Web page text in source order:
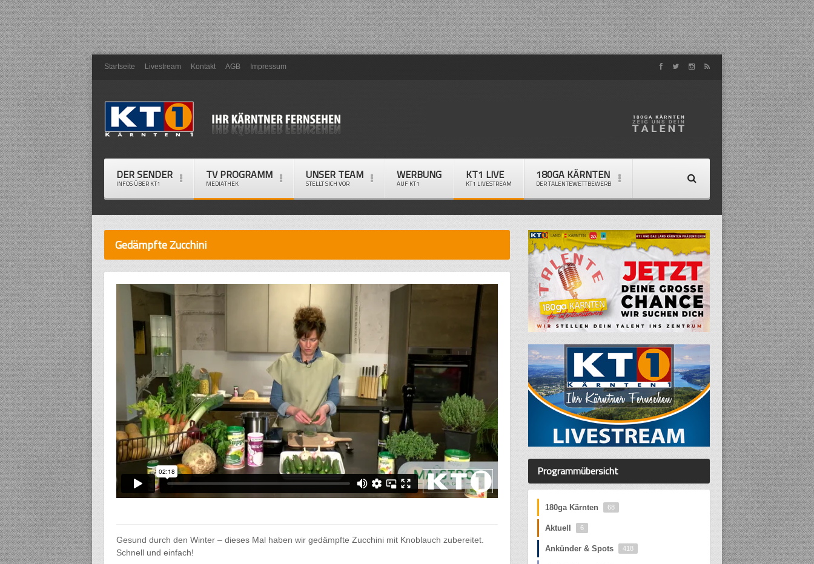
Startseite Livestream Kontakt AGB Impressum
DER SENDER
INFOS ÜBER KT1
TV PROGRAMM
MEDIATHEK
UNSER TEAM
STELLT SICH VOR
WERBUNG
AUF KT1
KT1 LIVE
KT1 LIVESTREAM
180GA KÄRNTEN
DER TALENTEWETTBEWERB
Gedämpfte Zucchini
Gesund durch den Winter – dieses Mal haben wir gedämpfte Zucchini mit Knoblauch zubereitet.
Schnell und einfach!
Programmübersicht
180ga Kärnten 68
Aktuell 6
Ankünder & Spots 418